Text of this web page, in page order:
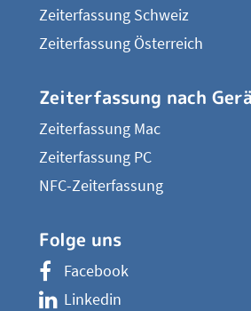
Zeiterfassung Schweiz
Zeiterfassung Österreich
Zeiterfassung nach
Zeiterfassung Mac
Zeiterfassung PC
NFC-Zeiterfassung
Folge uns
Facebook
Linkedin